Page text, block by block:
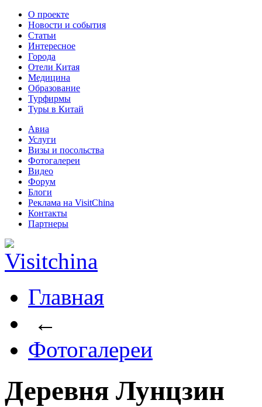
О проекте
Новости и события
Статьи
Интересное
Города
Отели Китая
Медицина
Образование
Турфирмы
Туры в Китай
Авиа
Услуги
Визы и посольства
Фотогалереи
Видео
Форум
Блоги
Реклама на VisitChina
Контакты
Партнеры
Главная
←
Фотогалереи
Деревня Лунцзин